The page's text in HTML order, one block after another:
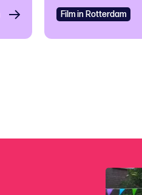
Festival Grootstedelijk evenement
Film in Rotterdam